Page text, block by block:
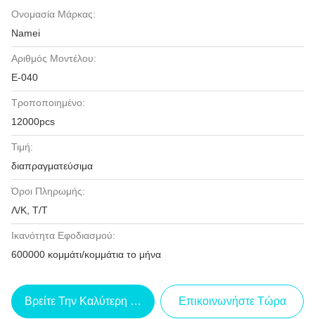
Ονομασία Μάρκας:
Namei
Αριθμός Μοντέλου:
Ε-040
Τροποποιημένο:
12000pcs
Τιμή:
διαπραγματεύσιμα
Όροι Πληρωμής:
Λ/Κ, Τ/Τ
Ικανότητα Εφοδιασμού:
600000 κομμάτι/κομμάτια το μήνα
Βρείτε Την Καλύτερη Τιμή Επικοινωνήστε Τώρα